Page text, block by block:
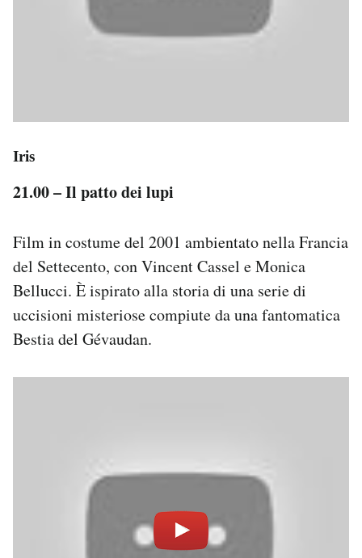
Iris
21.00 – Il patto dei lupi
Film in costume del 2001 ambientato nella Francia
del Settecento, con Vincent Cassel e Monica
Bellucci. È ispirato alla storia di una serie di
uccisioni misteriose compiute da una fantomatica
Bestia del Gévaudan.